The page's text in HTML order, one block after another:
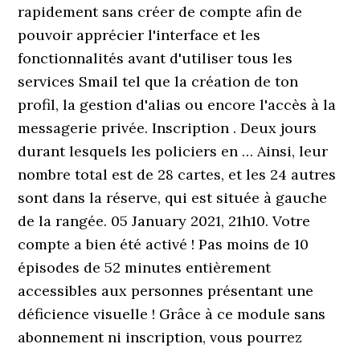
rapidement sans créer de compte afin de
pouvoir apprécier l'interface et les
fonctionnalités avant d'utiliser tous les
services Smail tel que la création de ton
profil, la gestion d'alias ou encore l'accès à la
messagerie privée. Inscription . Deux jours
durant lesquels les policiers en … Ainsi, leur
nombre total est de 28 cartes, et les 24 autres
sont dans la réserve, qui est située à gauche
de la rangée. 05 January 2021, 21h10. Votre
compte a bien été activé ! Pas moins de 10
épisodes de 52 minutes entièrement
accessibles aux personnes présentant une
déficience visuelle ! Grâce à ce module sans
abonnement ni inscription, vous pourrez